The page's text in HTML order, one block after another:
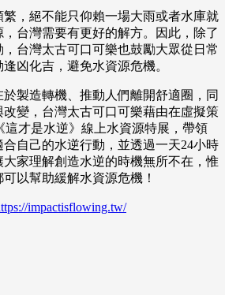
，絕不能只仰賴一場大雨或者水庫就
台灣需要有更好的解方。因此，除了
，台灣太古可口可樂也鼓勵大眾從日常
凶化吉，避免水資源危機。
製造轉機、推動人們離開舒適圈，同
變，台灣太古可口可樂藉由在虛擬策
這才是水逆》線上水資源特展，帶領
自己的水逆行動，並透過一天24小時
家理解創造水逆的時機無所不在，惟
以幫助緩解水資源危機！
impactisflowing.tw/